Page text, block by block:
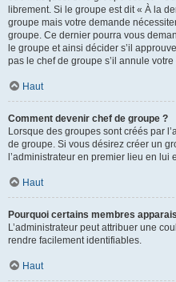
librement. Si le groupe est dit « À la
groupe mais votre demande
groupe. Ce dernier pourra vous
le groupe et ainsi décider s’il
pas le chef de groupe s’il annule
Haut
Comment devenir chef de groupe ?
Lorsque des groupes sont créés par
de groupe. Si vous désirez créer un
l’administrateur en premier lieu en lui
Haut
Pourquoi certains membres
L’administrateur peut attribuer une
rendre facilement identifiables.
Haut